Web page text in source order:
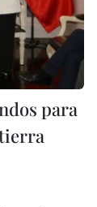
para